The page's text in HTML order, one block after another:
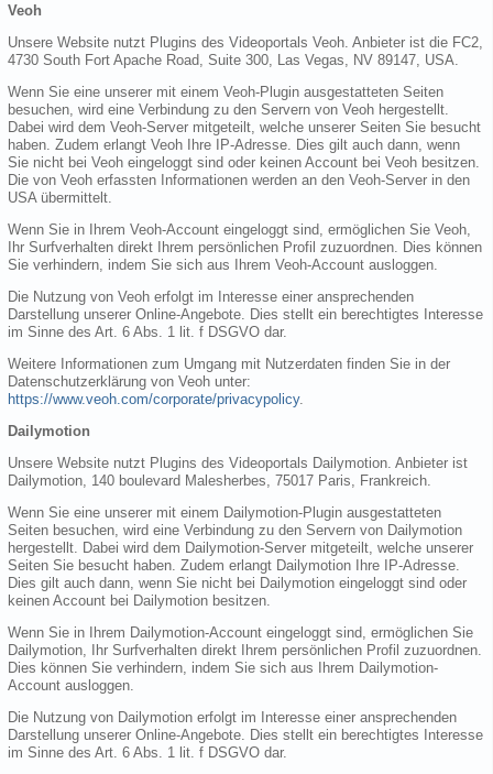
Veoh
Unsere Website nutzt Plugins des Videoportals Veoh. Anbieter ist die FC2,
4730 South Fort Apache Road, Suite 300, Las Vegas, NV 89147, USA.
Wenn Sie eine unserer mit einem Veoh-Plugin ausgestatteten Seiten
besuchen, wird eine Verbindung zu den Servern von Veoh hergestellt.
Dabei wird dem Veoh-Server mitgeteilt, welche unserer Seiten Sie besucht
haben. Zudem erlangt Veoh Ihre IP-Adresse. Dies gilt auch dann, wenn
Sie nicht bei Veoh eingeloggt sind oder keinen Account bei Veoh besitzen.
Die von Veoh erfassten Informationen werden an den Veoh-Server in den
USA übermittelt.
Wenn Sie in Ihrem Veoh-Account eingeloggt sind, ermöglichen Sie Veoh,
Ihr Surfverhalten direkt Ihrem persönlichen Profil zuzuordnen. Dies können
Sie verhindern, indem Sie sich aus Ihrem Veoh-Account ausloggen.
Die Nutzung von Veoh erfolgt im Interesse einer ansprechenden
Darstellung unserer Online-Angebote. Dies stellt ein berechtigtes Interesse
im Sinne des Art. 6 Abs. 1 lit. f DSGVO dar.
Weitere Informationen zum Umgang mit Nutzerdaten finden Sie in der
Datenschutzerklärung von Veoh unter:
https://www.veoh.com/corporate/privacypolicy.
Dailymotion
Unsere Website nutzt Plugins des Videoportals Dailymotion. Anbieter ist
Dailymotion, 140 boulevard Malesherbes, 75017 Paris, Frankreich.
Wenn Sie eine unserer mit einem Dailymotion-Plugin ausgestatteten
Seiten besuchen, wird eine Verbindung zu den Servern von Dailymotion
hergestellt. Dabei wird dem Dailymotion-Server mitgeteilt, welche unserer
Seiten Sie besucht haben. Zudem erlangt Dailymotion Ihre IP-Adresse.
Dies gilt auch dann, wenn Sie nicht bei Dailymotion eingeloggt sind oder
keinen Account bei Dailymotion besitzen.
Wenn Sie in Ihrem Dailymotion-Account eingeloggt sind, ermöglichen Sie
Dailymotion, Ihr Surfverhalten direkt Ihrem persönlichen Profil zuzuordnen.
Dies können Sie verhindern, indem Sie sich aus Ihrem Dailymotion-
Account ausloggen.
Die Nutzung von Dailymotion erfolgt im Interesse einer ansprechenden
Darstellung unserer Online-Angebote. Dies stellt ein berechtigtes Interesse
im Sinne des Art. 6 Abs. 1 lit. f DSGVO dar.